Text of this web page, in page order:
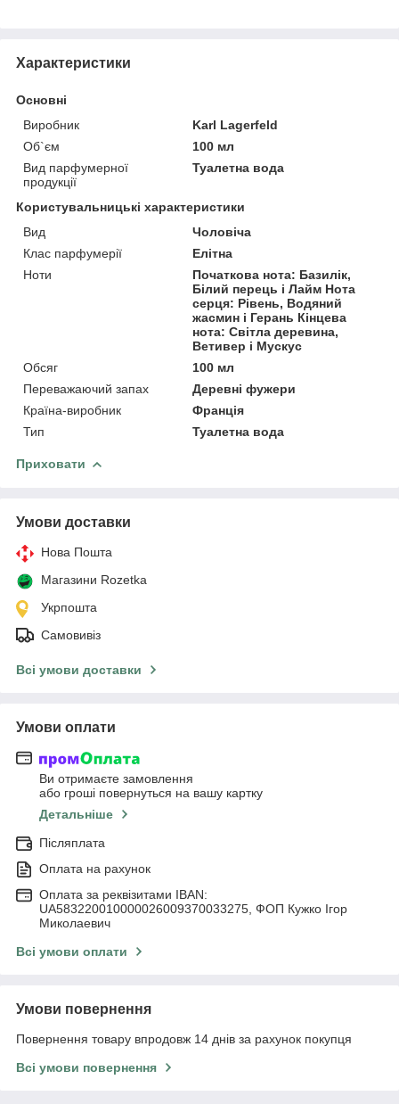
Характеристики
Основні
Виробник
Karl Lagerfeld
Об`єм
100 мл
Вид парфумерної
продукції
Туалетна вода
Користувальницькі характеристики
Вид
Чоловіча
Клас парфумерії
Елітна
Ноти
Початкова нота: Базилік,
Білий перець і Лайм Нота
серця: Рівень, Водяний
жасмин і Герань Кінцева
нота: Світла деревина,
Ветивер і Мускус
Обсяг
100 мл
Переважаючий запах
Деревні фужери
Країна-виробник
Франція
Тип
Туалетна вода
Приховати
Умови доставки
Нова Пошта
Магазини Rozetka
Укрпошта
Самовивіз
Всі умови доставки
Умови оплати
Ви отримаєте замовлення
або гроші повернуться на вашу картку
Детальніше
Післяплата
Оплата на рахунок
Оплата за реквізитами IBAN:
UA583220010000026009370033275, ФОП Кужко Ігор
Миколаевич
Всі умови оплати
Умови повернення
Повернення товару впродовж 14 днів за рахунок покупця
Всі умови повернення